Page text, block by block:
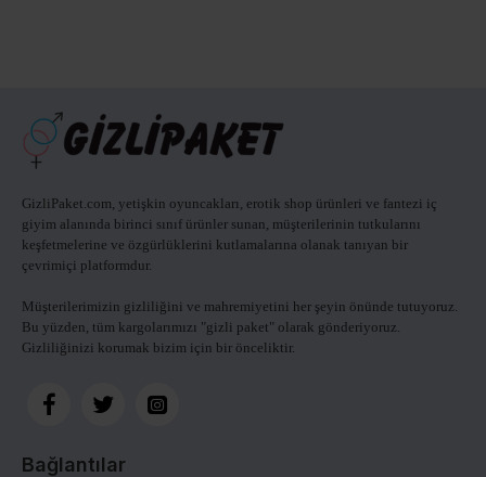
GizliPaket.com, yetişkin oyuncakları, erotik shop ürünleri ve fantezi iç
giyim alanında birinci sınıf ürünler sunan, müşterilerinin tutkularını
keşfetmelerine ve özgürlüklerini kutlamalarına olanak tanıyan bir
çevrimiçi platformdur.
Müşterilerimizin gizliliğini ve mahremiyetini her şeyin önünde tutuyoruz.
Bu yüzden, tüm kargolarımızı "gizli paket" olarak gönderiyoruz.
Gizliliğinizi korumak bizim için bir önceliktir.
Bağlantılar